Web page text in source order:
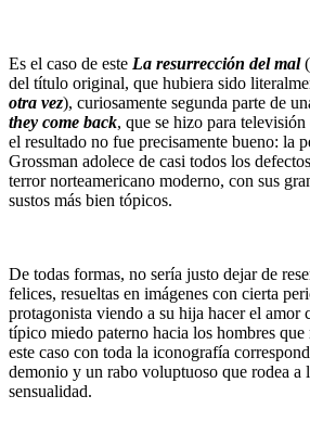
Es el caso de este La resurrección del mal
del título original, que hubiera sido
otra vez), curiosamente segunda parte de
they come back, que se hizo para
el resultado no fue precisamente bueno: la
Grossman adolece de casi todos los
terror norteamericano moderno, con sus
sustos más bien tópicos.
De todas formas, no sería justo dejar de
felices, resueltas en imágenes con cierta
protagonista viendo a su hija hacer el amor
típico miedo paterno hacia los hombres que
este caso con toda la iconografía
demonio y un rabo voluptuoso que rodea a
sensualidad.